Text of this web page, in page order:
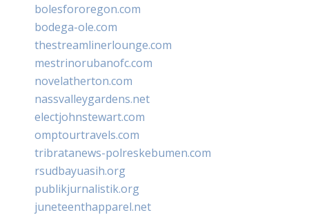
bolesfororegon.com
bodega-ole.com
thestreamlinerlounge.com
mestrinorubanofc.com
novelatherton.com
nassvalleygardens.net
electjohnstewart.com
omptourtravels.com
tribratanews-polreskebumen.com
rsudbayuasih.org
publikjurnalistik.org
juneteenthapparel.net